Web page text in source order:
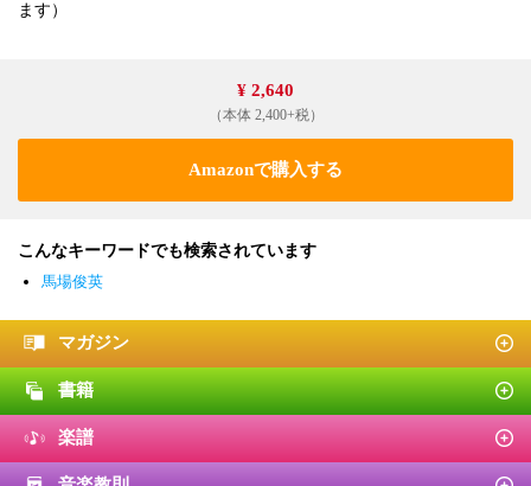
ます）
¥ 2,640
（本体 2,400+税）
Amazonで購入する
こんなキーワードでも検索されています
馬場俊英
マガジン
書籍
楽譜